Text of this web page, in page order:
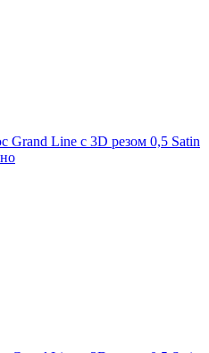
Grand Line c 3D резом 0,5 Satin